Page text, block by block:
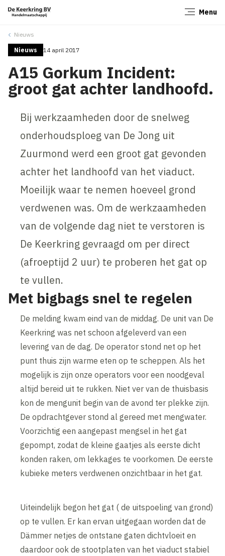
Menu
Nieuws
Nieuws 14 april 2017
A15 Gorkum Incident:
groot gat achter landhoofd.
Bij werkzaamheden door de snelweg
onderhoudsploeg van De Jong uit
Zuurmond werd een groot gat gevonden
achter het landhoofd van het viaduct.
Moeilijk waar te nemen hoeveel grond
verdwenen was. Om de werkzaamheden
van de volgende dag niet te verstoren is
De Keerkring gevraagd om per direct
(afroeptijd 2 uur) te proberen het gat op
te vullen.
Met bigbags snel te regelen
De melding kwam eind van de middag. De unit van De
Keerkring was net schoon afgeleverd van een
levering van de dag. De operator stond net op het
punt thuis zijn warme eten op te scheppen. Als het
mogelijk is zijn onze operators voor een noodgeval
altijd bereid uit te rukken. Niet ver van de thuisbasis
kon de mengunit begin van de avond ter plekke zijn.
De opdrachtgever stond al gereed met mengwater.
Voorzichtig een aangepast mengsel in het gat
gepompt, zodat de kleine gaatjes als eerste dicht
konden raken, om lekkages te voorkomen. De eerste
kubieke meters verdwenen onzichtbaar in het gat.
Uiteindelijk begon het gat ( de uitspoeling van grond)
op te vullen. Er kan ervan uitgegaan worden dat de
Dämmer netjes de ontstane gaten dichtvloeit en
daardoor ook de stootplaten van het viaduct stabiel
Sluiten